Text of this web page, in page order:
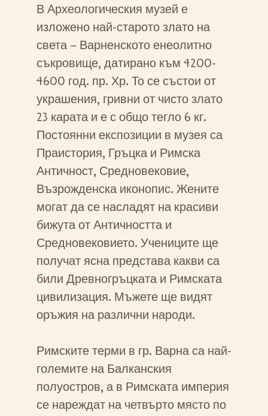
В Археологическия музей е
изложено най-старото злато на
света – Варненското енеолитно
съкровище, датирано към 4200-
4600 год. пр. Хр. То се състои от
украшения, гривни от чисто злато
23 карата и е с общо тегло 6 кг.
Постоянни експозиции в музея са
Праистория, Гръцка и Римска
Античност, Средновековие,
Възрожденска иконопис. Жените
могат да се насладят на красиви
бижута от Античността и
Средновековието. Учениците ще
получат ясна представа какви са
били Древногръцката и Римската
цивилизация. Мъжете ще видят
оръжия на различни народи.
Римските терми в гр. Варна са най-
големите на Балканския
полуостров, а в Римската империя
се нареждат на четвърто място по